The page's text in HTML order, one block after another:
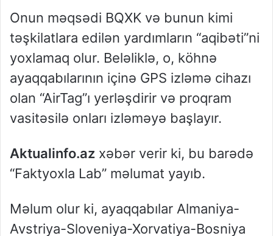
Onun məqsədi BQXK və bunun kimi
təşkilatlara edilən yardımların “aqibəti”ni
yoxlamaq olur. Beləliklə, o, köhnə
ayaqqabılarının içinə GPS izləmə cihazı
olan “AirTag”ı yerləşdirir və proqram
vasitəsilə onları izləməyə başlayır.
Aktualinfo.az xəbər verir ki, bu barədə
“Faktyoxla Lab” məlumat yayıb.
Məlum olur ki, ayaqqabılar Almaniya-
Avstriya-Sloveniya-Xorvatiya-Bosniya